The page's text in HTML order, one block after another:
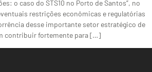
o caso do STS10 no Porto de Santos”, no
restrições econômicas e regulatórias
desse importante setor estratégico de
contribuir fortemente para […]